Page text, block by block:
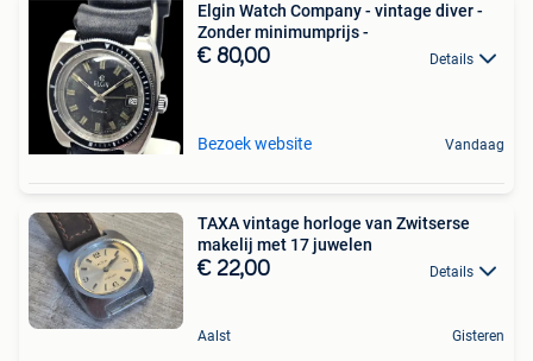
Elgin Watch Company - vintage diver -
Zonder minimumprijs -
€ 80,00 Details
Bezoek website Vandaag
TAXA vintage horloge van Zwitserse
makelij met 17 juwelen
€ 22,00 Details
Aalst Gisteren